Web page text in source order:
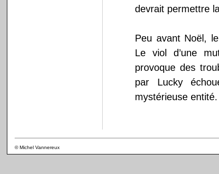
devrait permettre
Peu avant Noël,
Le viol d’une
provoque des
par Lucky
mystérieuse
© Michel Vannereux